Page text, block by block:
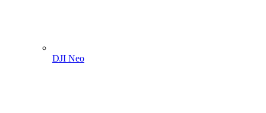
DJI Neo